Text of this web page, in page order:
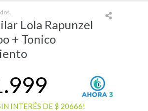
Lola Rapunzel
+ Tonico
INTERÉS DE $ 20666!